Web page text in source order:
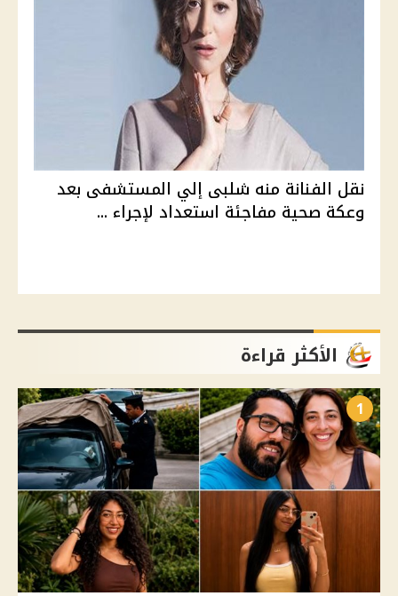
نقل الفنانة منه شلبى إلي المستشفى بعد
وعكة صحية مفاجئة استعداد لإجراء ...
الأكثر قراءة
1